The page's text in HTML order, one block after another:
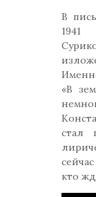
В
1941
«В
стал
кто